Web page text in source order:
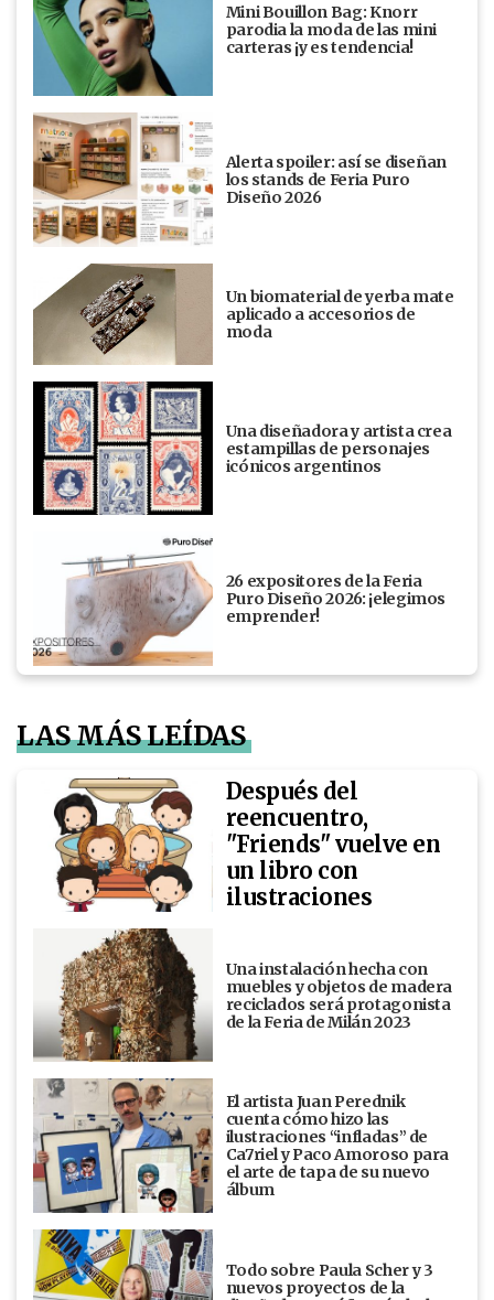
Mini Bouillon Bag: Knorr
parodia la moda de las mini
carteras ¡y es tendencia!
Alerta spoiler: así se diseñan
los stands de Feria Puro
Diseño 2026
Un biomaterial de yerba mate
aplicado a accesorios de
moda
Una diseñadora y artista crea
estampillas de personajes
icónicos argentinos
26 expositores de la Feria
Puro Diseño 2026: ¡elegimos
emprender!
LAS MÁS LEÍDAS
Después del
reencuentro,
"Friends" vuelve en
un libro con
ilustraciones
Una instalación hecha con
muebles y objetos de madera
reciclados será protagonista
de la Feria de Milán 2023
El artista Juan Perednik
cuenta cómo hizo las
ilustraciones “infladas” de
Ca7riel y Paco Amoroso para
el arte de tapa de su nuevo
álbum
Todo sobre Paula Scher y 3
nuevos proyectos de la